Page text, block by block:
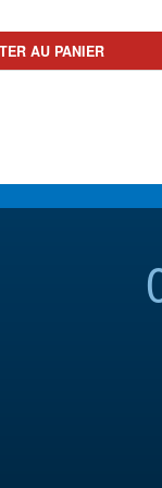
initial
était :
prix
actuel
AU PANIER